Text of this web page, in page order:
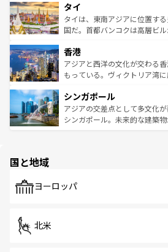
リティに包まれながら、韓国の
わってみてほしい
覧を参照してほしい。
急速な発展と共に伝統が息づく
ーチミン市のフランス統治時
醸し出している。また、バラ
とつ。フォーやバインミー、ベ
ひ現地で味わいたい。どの地
が旅行者を迎えてくれるので
参照してほしい。
タイ
タイは、東南アジアに位置す
国だ。首都バンコクは高層ビ
の活気が交差している。北部で
帯で自然と触れ合い、南部で
いビーチでリゾート気分を楽
激する。気候は一年中温暖で、
が待っている。親しみやすい
た文化、そして多様な観光資
香港
アジアと西洋の文化が交わる
もっている。ヴィクトリア湾
み、どこを訪れても感動するは
ており、効率よく見どころを
うな絶景から文化的な体験ま
シンガポール
アジアの交差点として多文化
シンガポール。未来的な建築
で、ホーカーズは地元の風情を
国と地域
ヨーロッパ
北米